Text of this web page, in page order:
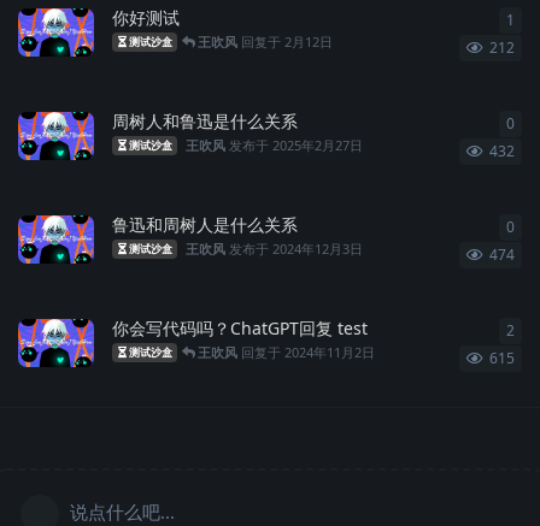
你好测试
测试沙盒 王吹风 回复于2月12日 212
1
周树人和鲁迅是什么关系
测试沙盒 王吹风 发布于2025年2月27日 432
0
鲁迅和周树人是什么关系
测试沙盒 王吹风 发布于2024年12月3日 474
0
你会写代码吗？ChatGPT回复 test
测试沙盒 王吹风 回复于2024年11月2日 615
2
说点什么吧...